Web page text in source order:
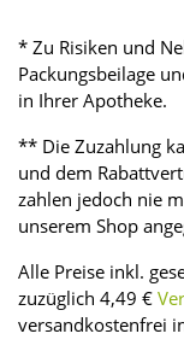
* Zu Risiken und
Packungsbeilage
in Ihrer Apotheke.
** Die Zuzahlung
und dem
zahlen jedoch nie
unserem Shop
Alle Preise inkl.
zuzüglich 4,49 €
versandkostenfrei